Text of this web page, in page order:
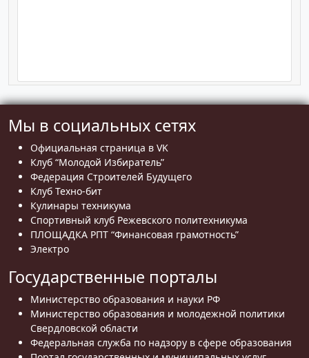
Мы в социальных сетях
Официальная страница в VK
Клуб “Молодой Избиратель”
Федерация Строителей Будущего
Клуб Техно-бит
Кулинары техникума
Спортивный клуб Режевского политехникума
ПЛОЩАДКА РПТ “Финансовая грамотность”
Электро
Государственные порталы
Министерство образования и науки РФ
Министерство образования и молодежной политики
Свердловской области
Федеральная служба по надзору в сфере образования